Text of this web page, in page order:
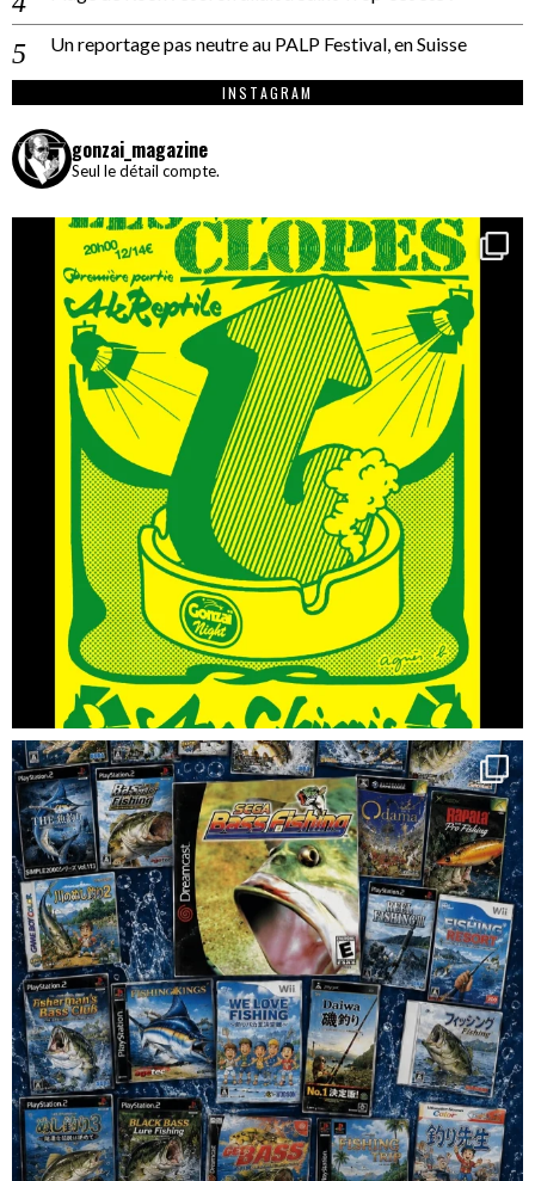
Un reportage pas neutre au PALP Festival, en Suisse
INSTAGRAM
gonzai_magazine
Seul le détail compte.